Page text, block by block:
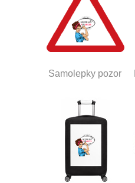
Samolepky pozor